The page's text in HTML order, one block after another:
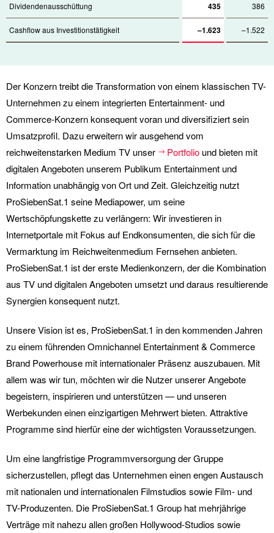
Dividendenausschüttung 435 386
Cashflow aus Investitionstätigkeit –1.623 –1.522
Der Konzern treibt die Transformation von einem klassischen TV-
Unternehmen zu einem integrierten Entertainment- und
Commerce-Konzern konsequent voran und diversifiziert sein
Umsatzprofil. Dazu erweitern wir ausgehend vom
reichweitenstarken Medium TV unser
Portfolio und bieten mit
digitalen Angeboten unserem Publikum Entertainment und
Information unabhängig von Ort und Zeit. Gleichzeitig nutzt
ProSiebenSat.1 seine Mediapower, um seine
Wertschöpfungskette zu verlängern: Wir investieren in
Internetportale mit Fokus auf Endkonsumenten, die sich für die
Vermarktung im Reichweitenmedium Fernsehen anbieten.
ProSiebenSat.1 ist der erste Medienkonzern, der die Kombination
aus TV und digitalen Angeboten umsetzt und daraus resultierende
Synergien konsequent nutzt.
Unsere Vision ist es, ProSiebenSat.1 in den kommenden Jahren
zu einem führenden Omnichannel Entertainment & Commerce
Brand Powerhouse mit internationaler Präsenz auszubauen. Mit
allem was wir tun, möchten wir die Nutzer unserer Angebote
begeistern, inspirieren und unterstützen — und unseren
Werbekunden einen einzigartigen Mehrwert bieten. Attraktive
Programme sind hierfür eine der wichtigsten Voraussetzungen.
Um eine langfristige Programmversorgung der Gruppe
sicherzustellen, pflegt das Unternehmen einen engen Austausch
mit nationalen und internationalen Filmstudios sowie Film- und
TV-Produzenten. Die ProSiebenSat.1 Group hat mehrjährige
Verträge mit nahezu allen großen Hollywood-Studios sowie